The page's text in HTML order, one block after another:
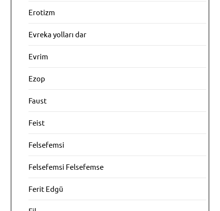
Erotizm
Evreka yolları dar
Evrim
Ezop
Faust
Feist
Felsefemsi
Felsefemsi Felsefemse
Ferit Edgü